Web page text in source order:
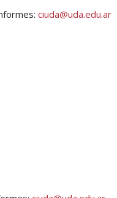
ciuda@uda.edu.ar